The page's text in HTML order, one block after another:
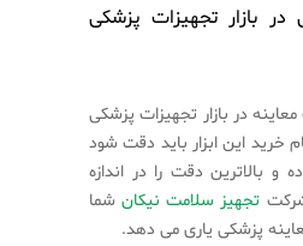
در بازار تجهیزات پزشکی
در بازار تجهیزات پزشکی
خرید این ابزار باید دقت شود
و بالاترین دقت را در اندازه
تجهیز سلامت نیکانشما
معاینه پزشکی یاری می دهد.